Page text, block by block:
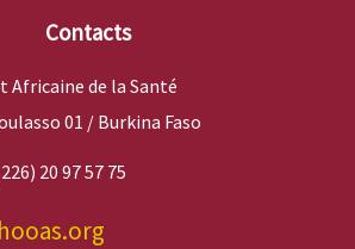
Contacts
Africaine de la Santé
01 / Burkina Faso
20 97 57 75